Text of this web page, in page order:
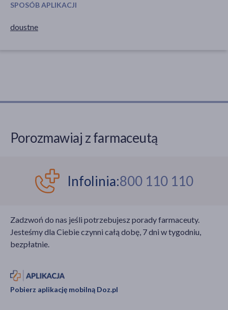
SPOSÓB APLIKACJI
doustne
Porozmawiaj z farmaceutą
Infolinia:800 110 110
Zadzwoń do nas jeśli potrzebujesz porady farmaceuty.
Jesteśmy dla Ciebie czynni całą dobę, 7 dni w tygodniu,
bezpłatnie.
Pobierz aplikację mobilną Doz.pl